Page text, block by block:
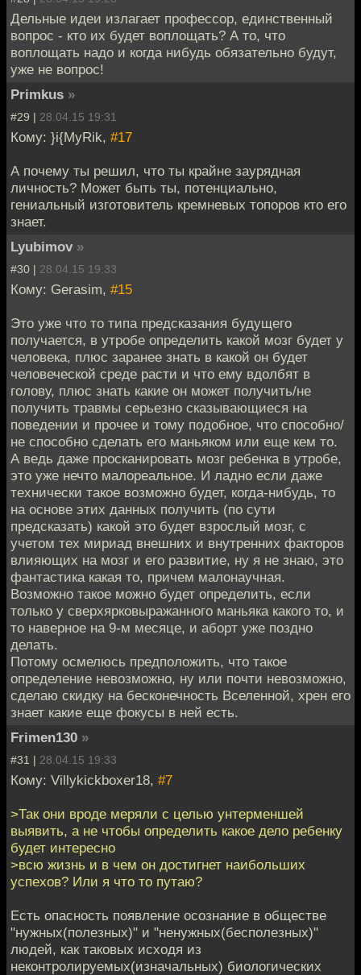
Дельные идеи излагает профессор, единственный
вопрос - кто их будет воплощать? А то, что
воплощать надо и когда нибудь обязательно будут,
уже не вопрос!
Primkus »
#29 | 28.04.15 19:31
Кому: }i{MyRik, #17
А почему ты решил, что ты крайне заурядная
личность? Может быть ты, потенциально,
гениальный изготовитель кремневых топоров кто его
знает.
Lyubimov »
#30 | 28.04.15 19:33
Кому: Gerasim, #15
Это уже что то типа предсказания будущего
получается, в утробе определить какой мозг будет у
человека, плюс заранее знать в какой он будет
человеческой среде расти и что ему вдолбят в
голову, плюс знать какие он может получить/не
получить травмы серьезно сказывающиеся на
поведении и прочее и тому подобное, что способно/
не способно сделать его маньяком или еще кем то.
А ведь даже просканировать мозг ребенка в утробе,
это уже нечто малореальное. И ладно если даже
технически такое возможно будет, когда-нибудь, то
на основе этих данных получить (по сути
предсказать) какой это будет взрослый мозг, с
учетом тех мириад внешних и внутренних факторов
влияющих на мозг и его развитие, ну я не знаю, это
фантастика какая то, причем малонаучная.
Возможно такое можно будет определить, если
только у сверхярковыражанного маньяка какого то, и
то наверное на 9-м месяце, и аборт уже поздно
делать.
Потому осмелюсь предположить, что такое
определение невозможно, ну или почти невозможно,
сделаю скидку на бесконечность Вселенной, хрен его
знает какие еще фокусы в ней есть.
Frimen130 »
#31 | 28.04.15 19:33
Кому: Villykickboxer18, #7
>Так они вроде меряли с целью унтерменшей
выявить, а не чтобы определить какое дело ребенку
будет интересно
>всю жизнь и в чем он достигнет наибольших
успехов? Или я что то путаю?
Есть опасность появление осознание в обществе
"нужных(полезных)" и "ненужных(бесполезных)"
людей, как таковых исходя из
неконтролируемых(изначальных) биологических